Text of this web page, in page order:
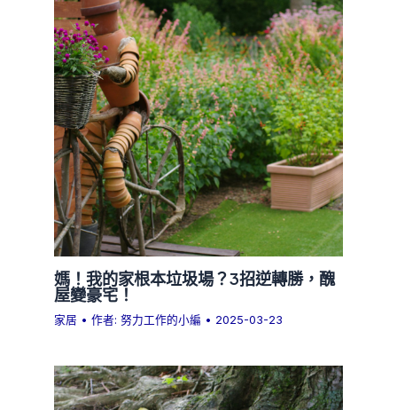
媽！我的家根本垃圾場？3招逆轉勝，醜
屋變豪宅！
家居 • 作者:努力工作的小編 • 2025-03-23